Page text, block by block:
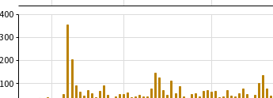
100
200
300
400